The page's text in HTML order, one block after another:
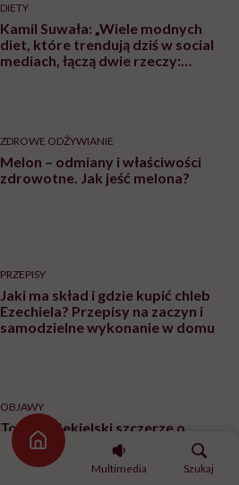
Strona główna
Multimedia
Szukaj
DIETY
Kamil Suwała: „Wiele modnych
diet, które trendują dziś w social
mediach, łączą dwie rzeczy:
ZDROWE ODŻYWIANIE
Melon – odmiany i właściwości
zdrowotne. Jak jeść melona?
PRZEPISY
Jaki ma skład i gdzie kupić chleb
Ezechiela? Przepisy na zaczyn i
samodzielne wykonanie w domu
OBJAWY
Tomasz Sekielski szczerze o
uzależnieniu. „Wiedziałem że
wyrządzam sobie krzywdę.
Bałem się, że się już nie obudzę”